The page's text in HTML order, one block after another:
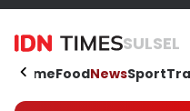
SULSEL
HomeFoodNewsSport